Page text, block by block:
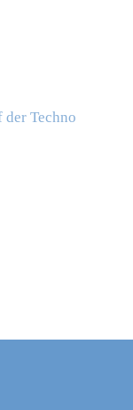
Techno